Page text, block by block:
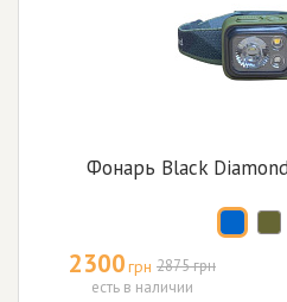
Фонарь Black
2300грн 2875 грн
есть в наличии